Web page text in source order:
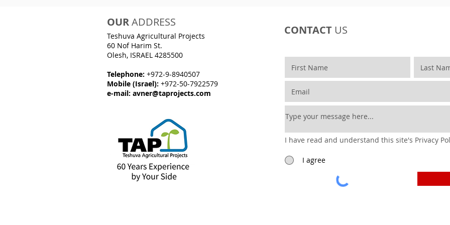
OURADDRESS
Teshuva Agricultural Projects
60 Nof Harim St.
Olesh, ISRAEL 4285500
Telephone: +972-9-8940507
Mobile (Israel): +972-50-7922579
e-mail: avner@taprojects.com
CONTACT US
I have read and understand this site's Privacy
I agree